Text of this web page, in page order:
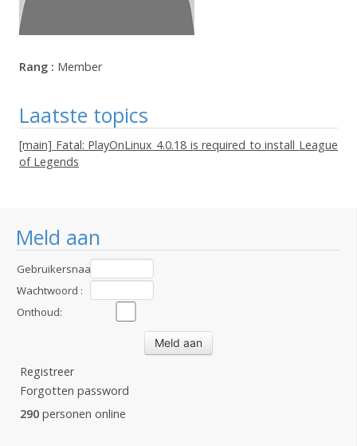
Meld aan
Gebruikersnaam
:Wachtwoord :
Onthoud:
Registreer
Forgotten password
290 personen online
Rang : Member
Laatste topics
[main] Fatal: PlayOnLinux 4.0.18 is required to install League
of Legends